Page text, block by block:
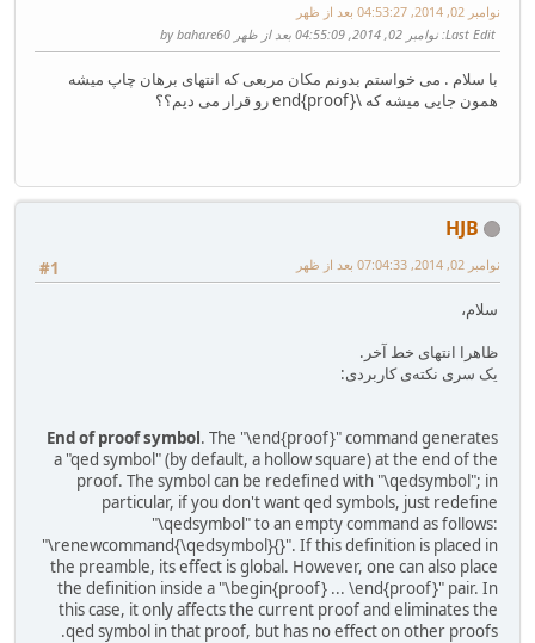
نوامبر 02, 2014, 04:53:27 بعد از ظهر
Last Edit: نوامبر 02, 2014, 04:55:09 بعد از ظهر by bahare60
با سلام . می خواستم بدونم مکان مربعی که انتهای برهان چاپ میشه
همون جایی میشه که \end{proof} رو قرار می دیم؟؟
HJB
#1 نوامبر 02, 2014, 07:04:33 بعد از ظهر
سلام،
ظاهرا انتهای خط آخر.
یک سری نکته‌ی کاربردی:
End of proof symbol. The "\end{proof}" command generates
a "qed symbol" (by default, a hollow square) at the end of the
proof. The symbol can be redefined with "\qedsymbol"; in
particular, if you don't want qed symbols, just redefine
"\qedsymbol" to an empty command as follows:
"\renewcommand{\qedsymbol}{}". If this definition is placed in
the preamble, its effect is global. However, one can also place
the definition inside a "\begin{proof} ... \end{proof}" pair. In
this case, it only affects the current proof and eliminates the
qed symbol in that proof, but has no effect on other proofs.